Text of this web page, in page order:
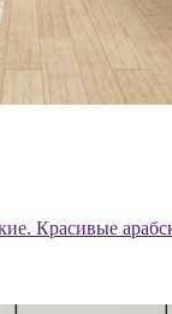
Красивые